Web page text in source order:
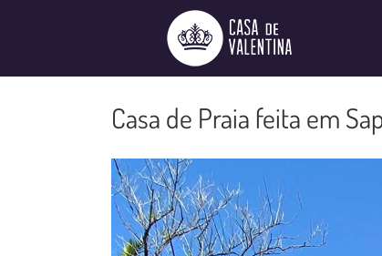
Casa de Praia feita em